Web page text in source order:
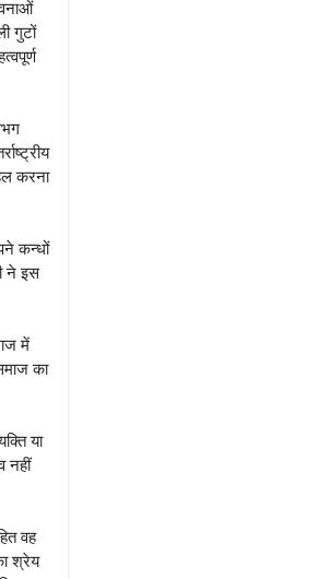
गुटों
करना
कन्धों
ने इस
में
का
या
नहीं
वह
श्रेय